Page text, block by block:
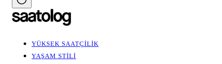
YÜKSEK SAATÇİLİK
YAŞAM STİLİ